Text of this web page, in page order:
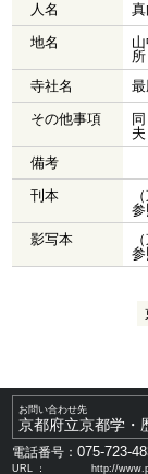
人名
地名
寺社名
その他事項
備考
刊本
参
影写本
参
お問い合わせ先
京都府立京都学・
電話番号：075-723-
URL ： http://